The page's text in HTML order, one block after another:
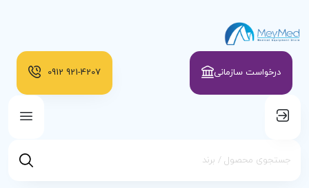
درخواست سازمانی 921-4207
0912